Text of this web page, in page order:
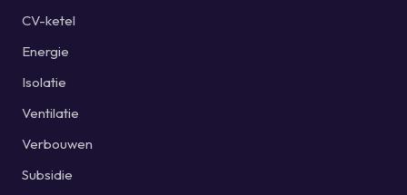
CV-ketel
Energie
Isolatie
Ventilatie
Verbouwen
Subsidie